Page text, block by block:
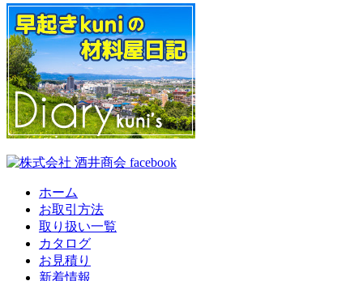
ホーム
お取引方法
取り扱い一覧
カタログ
お見積り
新着情報